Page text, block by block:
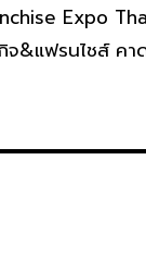
Expo
&แฟรนไชส์ คา